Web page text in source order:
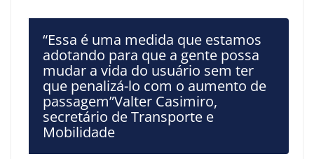
“Essa é uma medida que estamos
adotando para que a gente possa
mudar a vida do usuário sem ter
que penalizá-lo com o aumento de
passagem”Valter Casimiro,
secretário de Transporte e
Mobilidade